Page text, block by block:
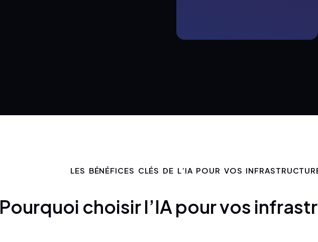
LES BÉNÉFICES CLÉS DE L’IA POUR VOS
Pourquoi choisir l’IA pour vos